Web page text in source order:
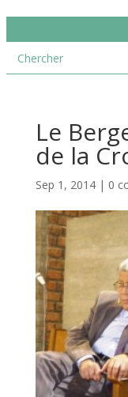
Le
de la
Sep 1, 2014| 0